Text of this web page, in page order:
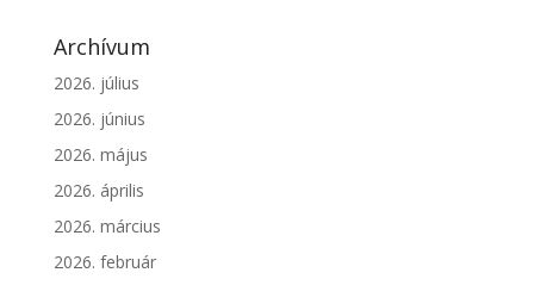
Archívum
2026. július
2026. június
2026. május
2026. április
2026. március
2026. február